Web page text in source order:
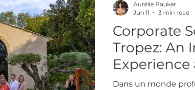
Corporate
Tropez: An
Dans un monde
Aurélie Pauker
Jun 11
3 min read